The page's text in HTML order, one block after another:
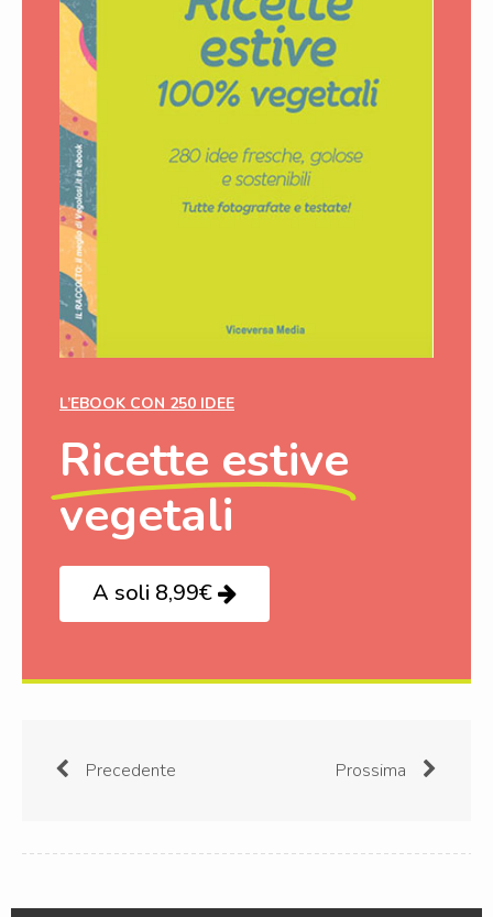
L’EBOOK CON 250 IDEE
Ricette estive
vegetali
A soli 8,99€
Precedente Prossima